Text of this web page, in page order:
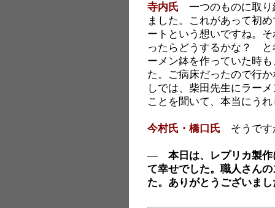
寺内氏 一つのものに取り
ました。これがあって初
ートという想いですね。
ったらどうするかな？ と
ーメン鉢を作っていた時
た。ご病床だったので行
しでは、柴田先生にラー
ことを聞いて、本当にう
今村氏・橋口氏 そうです
― 本日は、レプリカ製作
て幸せでした。職人さん
た。ありがとうございまし